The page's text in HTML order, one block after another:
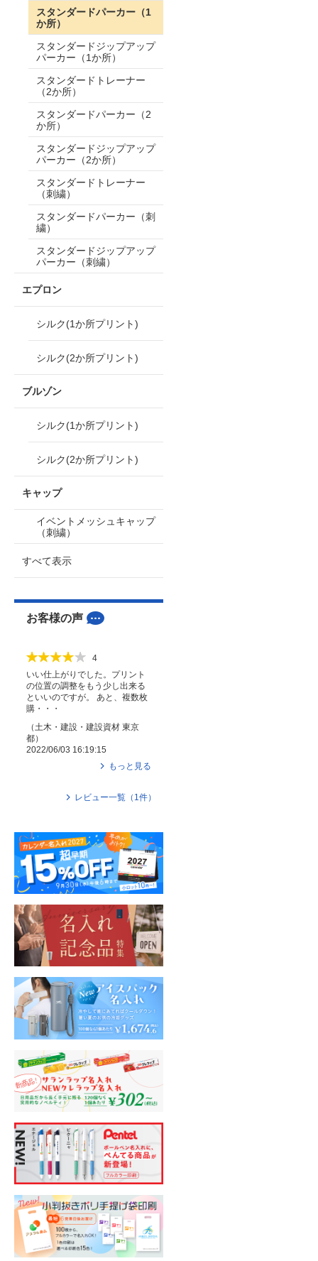
スタンダードパーカー（1
か所）
スタンダードジップアップ
パーカー（1か所）
スタンダードトレーナー
（2か所）
スタンダードパーカー（2
か所）
スタンダードジップアップ
パーカー（2か所）
スタンダードトレーナー
（刺繍）
スタンダードパーカー（刺
繍）
スタンダードジップアップ
パーカー（刺繍）
エプロン
シルク(1か所プリント)
シルク(2か所プリント)
ブルゾン
シルク(1か所プリント)
シルク(2か所プリント)
キャップ
イベントメッシュキャップ
（刺繍）
すべて表示
お客様の声
4
いい仕上がりでした。プリント
の位置の調整をもう少し出来る
といいのですが。 あと、複数枚
購・・・
（ 土木・建設・建設資材 東京
都）
2022/06/03 16:19:15
もっと見る
レビュー一覧（ 1 件）